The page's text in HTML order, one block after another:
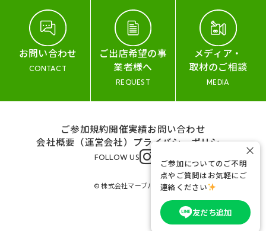
お問い合わせ
CONTACT
ご出店希望の事
業者様へ
REQUEST
メディア・
取材のご相談
MEDIA
ご参加規約開催実績お問い合わせ
会社概要（運営会社） プライバシーポリシー
FOLLOW US
© 株式会社マーブル&コー
ご参加についてのご不明
点やご質問はお気軽にご
連絡ください
友だち追加
×